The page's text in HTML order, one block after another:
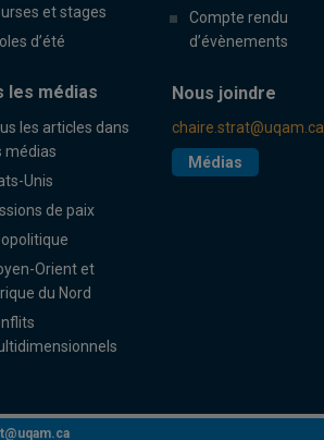
et stages
d’été
Compte rendu
d’évènements
les médias
les articles dans
médias
Unis
de paix
Orient et
du Nord
Nous joindre
chaire.strat@uqam.ca
Médias